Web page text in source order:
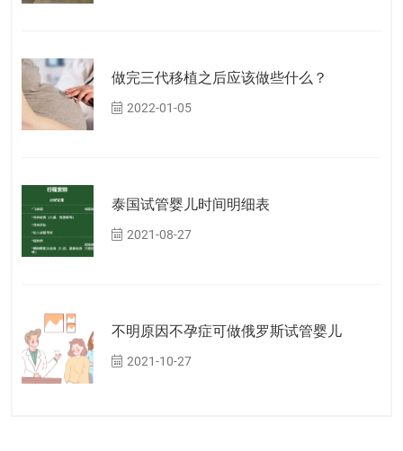
做完三代移植之后应该做些什么？
2022-01-05
泰国试管婴儿时间明细表
2021-08-27
不明原因不孕症可做俄罗斯试管婴儿
2021-10-27